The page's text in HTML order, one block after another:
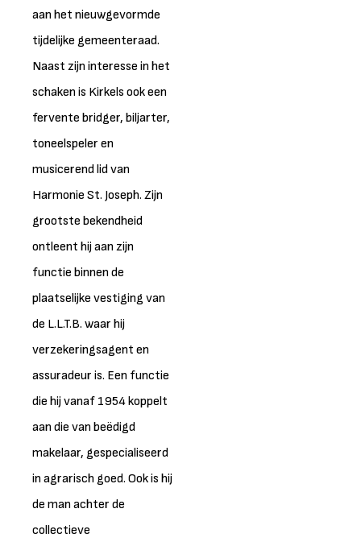
aan het nieuwgevormde
tijdelijke gemeenteraad.
Naast zijn interesse in het
schaken is Kirkels ook een
fervente bridger, biljarter,
toneelspeler en
musicerend lid van
Harmonie St. Joseph. Zijn
grootste bekendheid
ontleent hij aan zijn
functie binnen de
plaatselijke vestiging van
de L.L.T.B. waar hij
verzekeringsagent en
assuradeur is. Een functie
die hij vanaf 1954 koppelt
aan die van beëdigd
makelaar, gespecialiseerd
in agrarisch goed. Ook is hij
de man achter de
collectieve